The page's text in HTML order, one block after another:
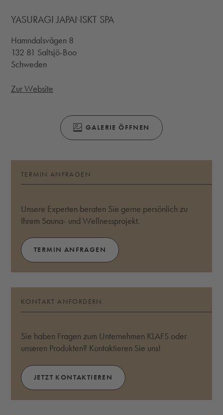
YASURAGI JAPANSKT SPA
Hamndalsvägen 8
132 81 Saltsjö-Boo
Schweden
Zur Website
GALERIE ÖFFNEN
(ÖFFNET SICH IN EINEM MODALEN
TERMIN ANFRAGEN
Unsere Experten beraten Sie gerne persönlich zu
Ihrem Sauna- und Wellnessprojekt.
TERMIN ANFRAGEN
KONTAKT ANFORDERN
Sie haben Fragen zum Unternehmen KLAFS oder
unseren Produkten? Kontaktieren Sie uns!
JETZT KONTAKTIEREN